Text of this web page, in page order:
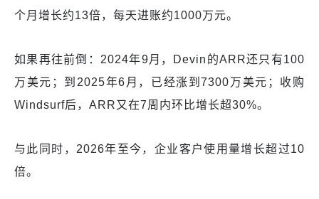
个月增长约13倍，每天进账约1000万元。
如果再往前倒：2024年9月，Devin的ARR还只有100
万美元；到2025年6月，已经涨到7300万美元；收购
Windsurf后，ARR又在7周内环比增长超30%。
与此同时，2026年至今，企业客户使用量增长超过10
倍。